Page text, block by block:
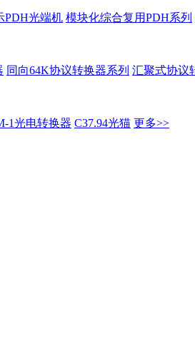
PDH光端机 模块化综合复用PDH系列
同向64K协议转换器系列 汇聚式协议
1光电转换器 C37.94光猫 更多>>